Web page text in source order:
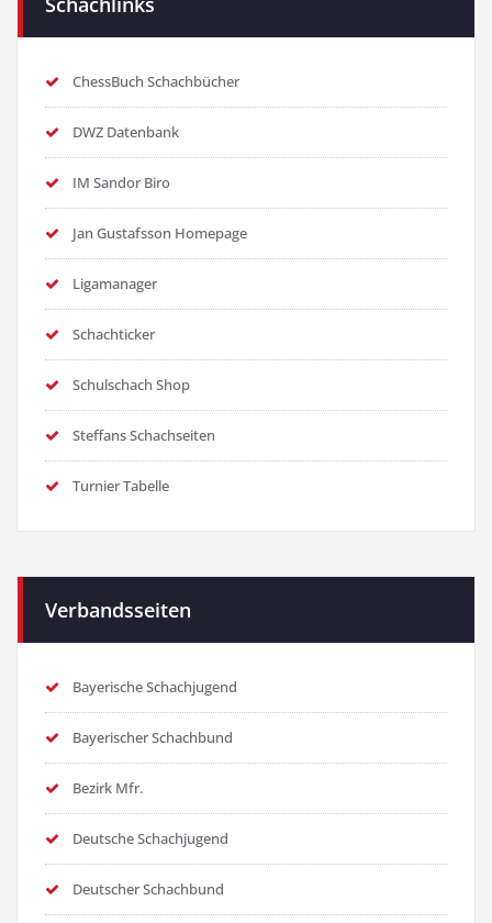
ChessBuch Schachbücher
DWZ Datenbank
IM Sandor Biro
Jan Gustafsson Homepage
Ligamanager
Schachticker
Schulschach Shop
Steffans Schachseiten
Turnier Tabelle
Verbandsseiten
Bayerische Schachjugend
Bayerischer Schachbund
Bezirk Mfr.
Deutsche Schachjugend
Deutscher Schachbund